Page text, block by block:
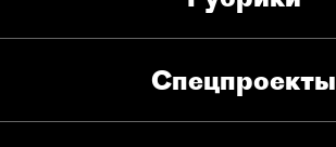
Спец­проекты